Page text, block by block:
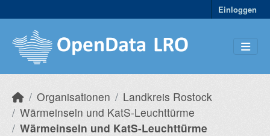
Einloggen
Organisationen
Landkreis Rostock
Wärmeinseln und KatS-Leuchttürme
Wärmeinseln und KatS-Leuchttürme